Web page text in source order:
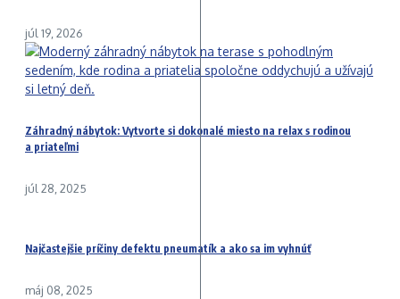
júl 19, 2026
Záhradný nábytok: Vytvorte si dokonalé miesto na relax s rodinou
a priateľmi
júl 28, 2025
Najčastejšie príčiny defektu pneumatík a ako sa im vyhnúť
máj 08, 2025